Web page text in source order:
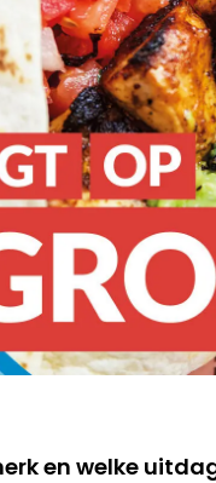
en welke